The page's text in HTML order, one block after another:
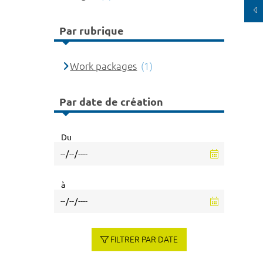
Par rubrique
Work packages (1)
Par date de création
Du
à
FILTRER PAR DATE